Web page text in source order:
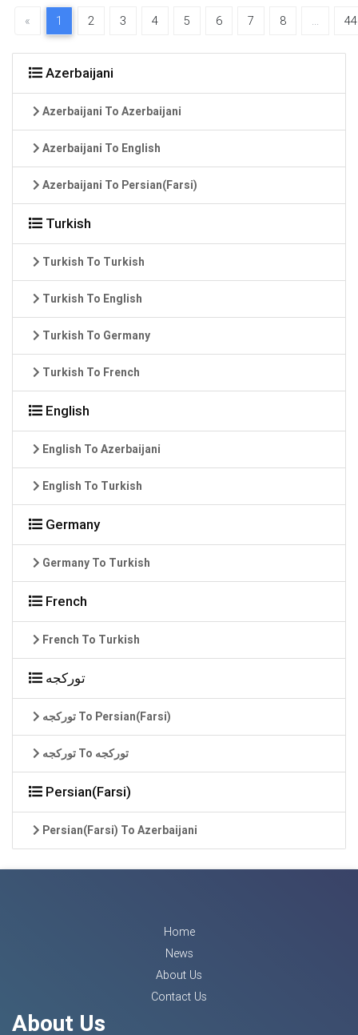
« 1 2 3 4 5 6 7 8 44
Azerbaijani
Azerbaijani To Azerbaijani
Azerbaijani To English
Azerbaijani To Persian(Farsi)
Turkish
Turkish To Turkish
Turkish To English
Turkish To Germany
Turkish To French
English
English To Azerbaijani
English To Turkish
Germany
Germany To Turkish
French
French To Turkish
تورکجه
تورکجه To Persian(Farsi)
تورکجه To تورکجه
Persian(Farsi)
Persian(Farsi) To Azerbaijani
Home
News
About Us
Contact Us
About Us